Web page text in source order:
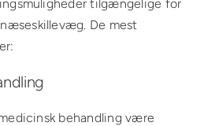
tilgængelige for
De mest
behandling være